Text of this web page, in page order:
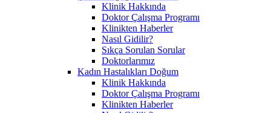
Klinik Hakkında
Doktor Çalışma Programı
Klinikten Haberler
Nasıl Gidilir?
Sıkça Sorulan Sorular
Doktorlarımız
Kadın Hastalıkları Doğum
Klinik Hakkında
Doktor Çalışma Programı
Klinikten Haberler